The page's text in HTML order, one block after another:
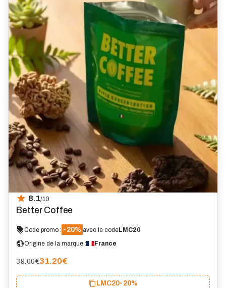
8.1/10
Better Coffee
Code promo : -20% avec le codeLMC20
Origine de la marque :
France
39.00€31.20€
LMC20-20%